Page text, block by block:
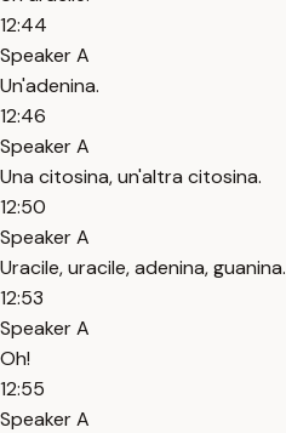
12:44
Speaker A
Un'adenina.
12:46
Speaker A
Una citosina, un'altra citosina.
12:50
Speaker A
Uracile, uracile, adenina, guanina.
12:53
Speaker A
Oh!
12:55
Speaker A